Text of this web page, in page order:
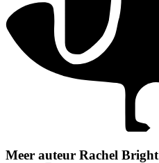
Meer auteur Rachel Bright